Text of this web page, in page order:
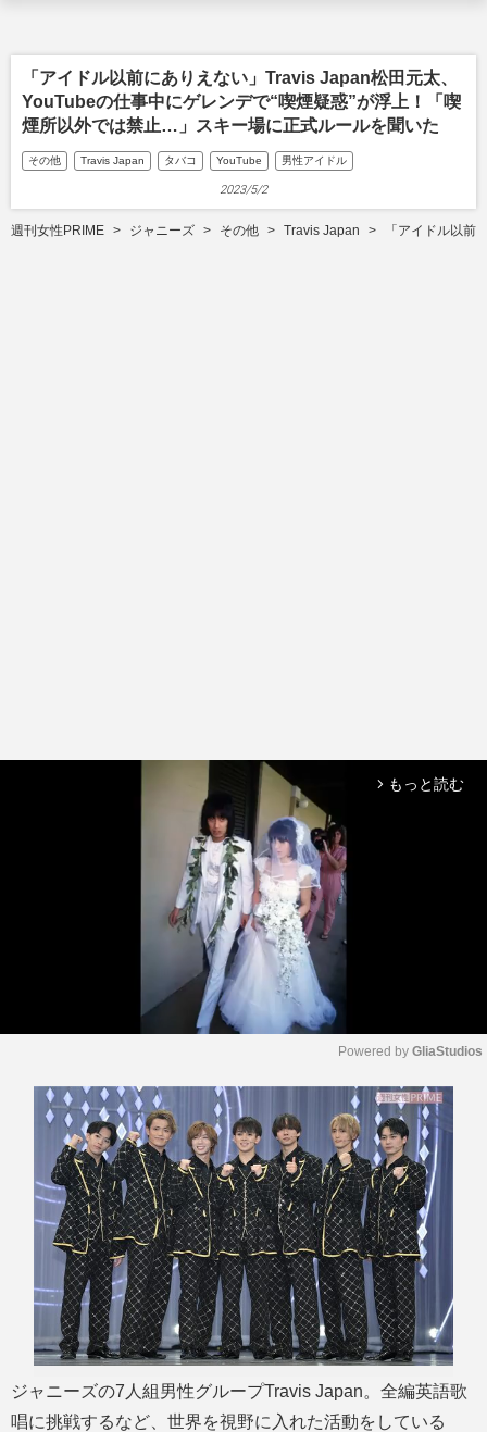
「アイドル以前にありえない」Travis Japan松田元太、
YouTubeの仕事中にゲレンデで“喫煙疑惑”が浮上！「喫
煙所以外では禁止…」スキー場に正式ルールを聞いた
その他 Travis Japan タバコ YouTube 男性アイドル
2023/5/2
週刊女性PRIME ジャニーズ その他 Travis Japan 「アイドル以
arrow_forward_ios もっと読む
M
u
t
e
Powered by GliaStudios
ジャニーズの7人組男性グループTravis Japan。全編英語歌
唱に挑戦するなど、世界を視野に入れた活動をしている